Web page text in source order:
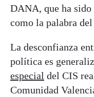
DANA, que ha sido
como la palabra del
La desconfianza
política es
especial del CIS
Comunidad